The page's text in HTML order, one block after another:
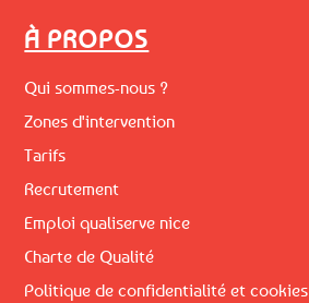
À PROPOS
Qui sommes-nous ?
Zones d'intervention
Tarifs
Recrutement
Emploi qualiserve nice
Charte de Qualité
Politique de confidentialité et cookies